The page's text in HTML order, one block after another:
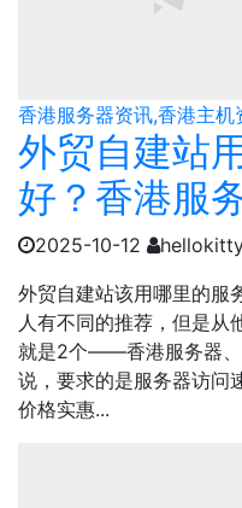
香港服务器资讯,香港主机
外贸自建站
好？香港服
2025-10-12
外贸自建站该用哪里的服
人有不同的推荐，但是从
就是2个——香港服务器、
说，要求的是服务器访问
价格实惠...